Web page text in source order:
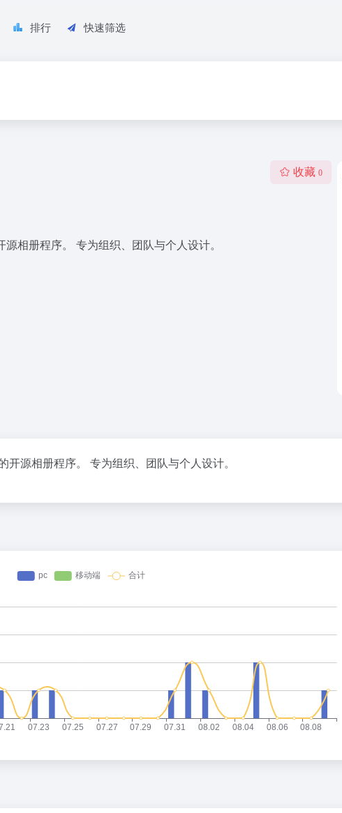
排行 快速筛选
收藏 0
相册程序。 专为组织、团队与个人设计。
开源相册程序。 专为组织、团队与个人设计。